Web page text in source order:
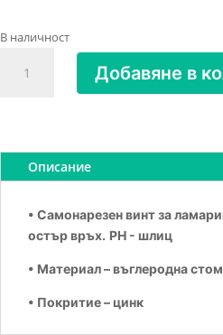
В наличност
самонарезен
3.9х32
Добавяне в
Описание
• Самонарезен винт за
остър връх. PH - шлиц
• Материал – въглеродна
• Покритие – цинк